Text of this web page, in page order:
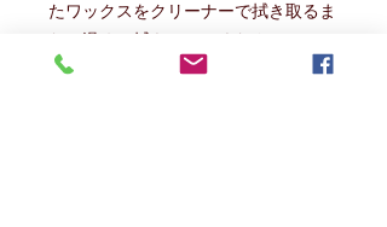
たワックスをクリーナーで拭き取るま
たは温めて拭きとってください。
＊デージーの他のカラーを追加して、